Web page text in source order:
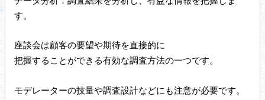
す。
座談会は顧客の要望や期待を直接的に
把握することができる有効な調査方法の一つです。
モデレーターの技量や調査設計などにも注意が必要です。